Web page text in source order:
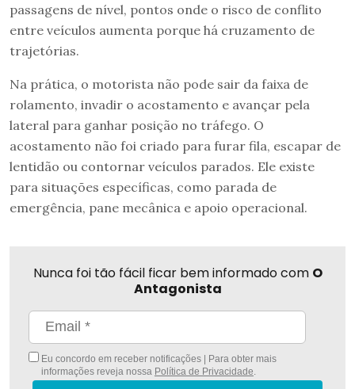
passagens de nível, pontos onde o risco de conflito
entre veículos aumenta porque há cruzamento de
trajetórias.
Na prática, o motorista não pode sair da faixa de
rolamento, invadir o acostamento e avançar pela
lateral para ganhar posição no tráfego. O
acostamento não foi criado para furar fila, escapar de
lentidão ou contornar veículos parados. Ele existe
para situações específicas, como parada de
emergência, pane mecânica e apoio operacional.
Nunca foi tão fácil ficar bem informado com O
Antagonista
Eu concordo em receber notificações | Para obter mais
informações reveja nossa Política de Privacidade